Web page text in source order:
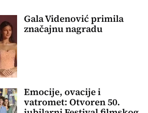
Gala Videnović primila
značajnu nagradu
Emocije, ovacije i
vatromet: Otvoren 50.